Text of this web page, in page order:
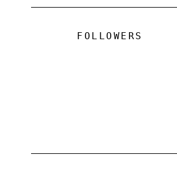
FOLLOWERS